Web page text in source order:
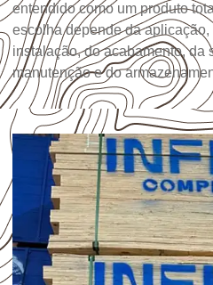
entendido como um produto
escolha depende da
instalação, do acabamento, da
manutenção e do